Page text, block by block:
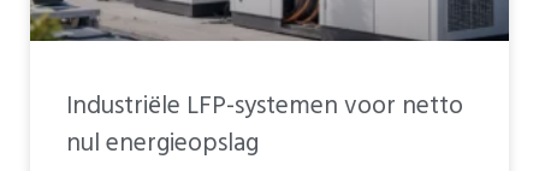
Industriële LFP-systemen voor netto
nul energieopslag